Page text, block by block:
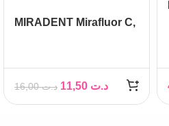
MIRADENT Mirafluor C,
د.ت16,00 د.ت